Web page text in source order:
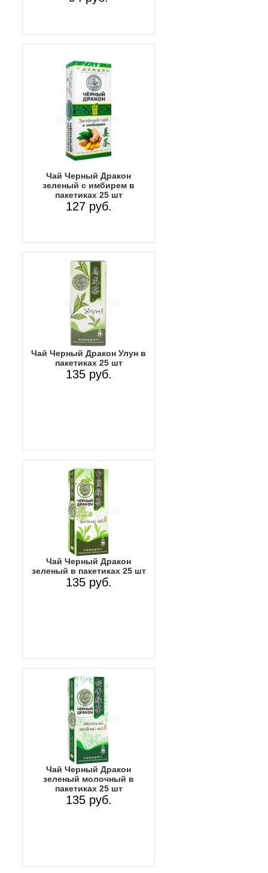
Чай Черный Дракон
зеленый с имбирем в
пакетиках 25 шт
127 руб.
Чай Черный Дракон Улун в
пакетиках 25 шт
135 руб.
Чай Черный Дракон
зеленый в пакетиках 25 шт
135 руб.
Чай Черный Дракон
зеленый молочный в
пакетиках 25 шт
135 руб.